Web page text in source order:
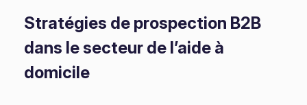
Stratégies de prospection B2B
dans le secteur de l’aide à
domicile